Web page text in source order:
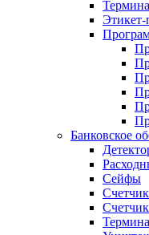
Этикет-
Банковское
Сейфы